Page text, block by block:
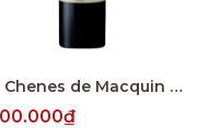
Les Chenes de Macquin Saint-Emilion Grand Cru